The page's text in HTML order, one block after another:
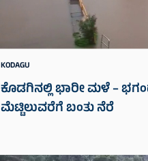
KODAGU
ಕೊಡಗಿನಲ್ಲಿ ಭಾರೀ ಮಳೆ –
ಮೆಟ್ಟಿಲುವರೆಗೆ ಬಂತು ನೆರೆ